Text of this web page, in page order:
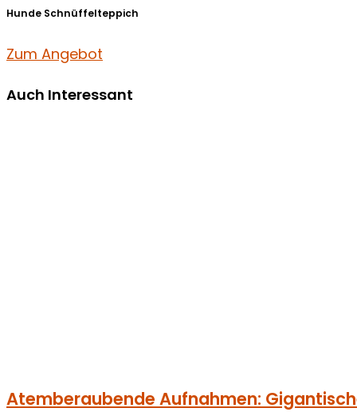
Hunde Schnüffelteppich
Zum Angebot
Auch Interessant
Atemberaubende Aufnahmen: